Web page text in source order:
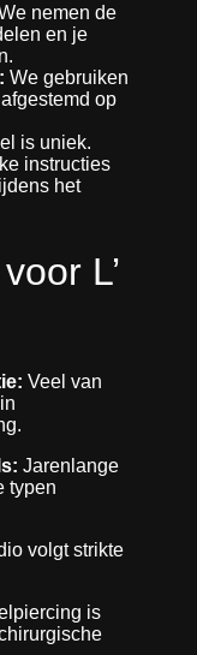
nemen de
en je
We gebruiken
op
is uniek.
instructies
het
L’
Veel van
Jarenlange
typen
volgt strikte
is